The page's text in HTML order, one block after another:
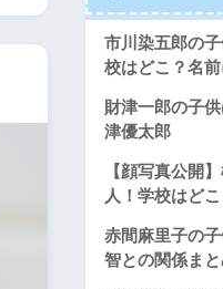
市川染五郎の
校はどこ？名
財津一郎の子
津優太郎
【顔写真公開
人！学校はどこ
赤間麻里子の
智との関係ま